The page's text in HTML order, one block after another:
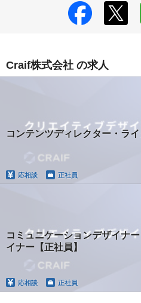
Craif株式会社 の求人
コンテンツディレクター・ライ
応相談 正社員
コミュニケーションデザイナ
イナー【正社員】
応相談 正社員